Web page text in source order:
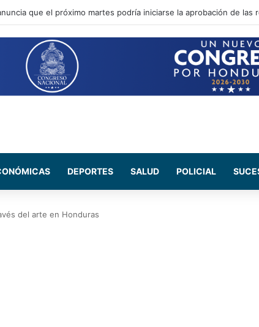
convenio de cooperación para el intercambio de información y
DEPORTES SALUD POLICIAL
del arte en Honduras